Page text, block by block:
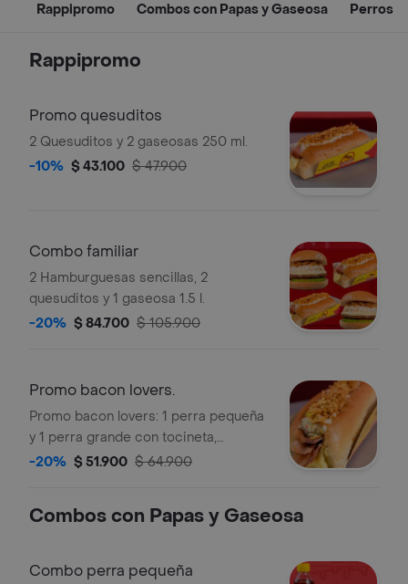
Rappipromo Combos con Papas y Gaseosa Perros
Rappipromo
Promo quesuditos
2 Quesuditos y 2 gaseosas 250 ml.
-10% $ 43.100 $ 47.900
Combo familiar
2 Hamburguesas sencillas, 2
quesuditos y 1 gaseosa 1.5 l.
-20% $ 84.700 $ 105.900
Promo bacon lovers.
Promo bacon lovers: 1 perra pequeña
y 1 perra grande con tocineta,
ensalada y papas trituradas.
-20% $ 51.900 $ 64.900
Combos con Papas y Gaseosa
Combo perra pequeña